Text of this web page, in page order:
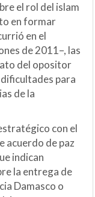
el rol del islam
en formar
en el
de 2011–, las
del opositor
para
de la
con el
acuerdo de paz
indican
la entrega de
Damasco o